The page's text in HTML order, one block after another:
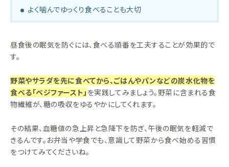
よく噛んでゆっくり食べることも大切
昼食後の眠気を防ぐには、食べる順番を工夫することが効果的で
す。
野菜やサラダを先に食べてから、ごはんやパンなどの炭水化物を
食べる「ベジファースト」 を実践してみましょう。野菜に含まれる食
物繊維が、糖の吸収をゆるやかにしてくれます。
その結果、血糖値の急上昇と急降下を防ぎ、午後の眠気を軽減で
きるんです。お弁当や学食でも、意識して野菜から食べ始める習慣
をつけてみてくださいね。